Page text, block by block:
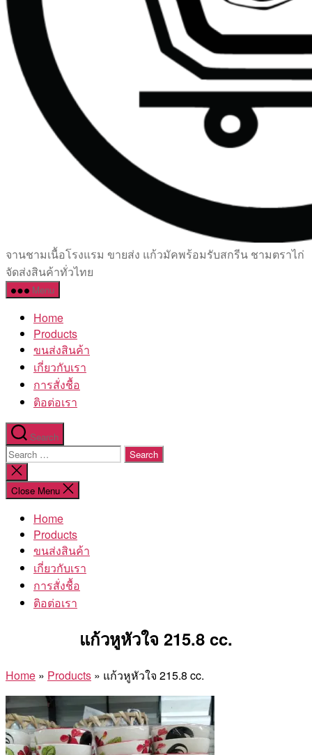
เซรามิค
ครบ
ครัน
โรงงาน
จานชามเนื้อโรงแรม ขายส่ง แก้วมัคพร้อมรับสกรีน ชามตราไก่
จัดส่งสินค้าทั่วไทย
Menu
Home
Products
ขนส่งสินค้า
เกี่ยวกับเรา
การสั่งชื้อ
ติอต่อเรา
Search
Search
for:
Close
search
Close Menu
Home
Products
ขนส่งสินค้า
เกี่ยวกับเรา
การสั่งชื้อ
ติอต่อเรา
แก้วหูหัวใจ 215.8 cc.
Home » Products » แก้วหูหัวใจ 215.8 cc.